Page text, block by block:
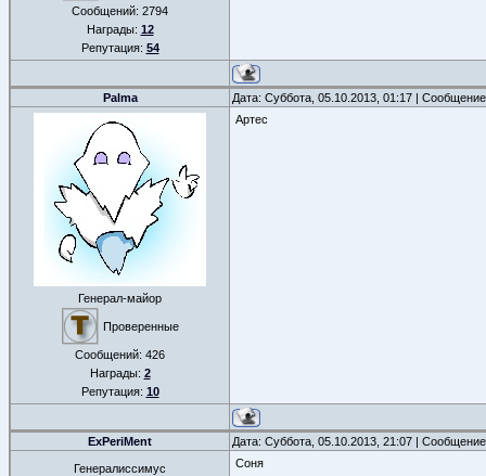
Сообщений: 2794
Награды: 12
Репутация: 54
Palma Дата: Суббота, 05.10.2013, 01:17 |
Генерал-майор
Проверенные
Сообщений: 426
Награды: 2
Репутация: 10
Артес
ExPeriMent Дата: Суббота, 05.10.2013, 21:07 |
Генералиссимус Соня